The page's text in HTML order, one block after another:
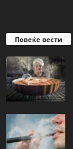
Повеќе вести